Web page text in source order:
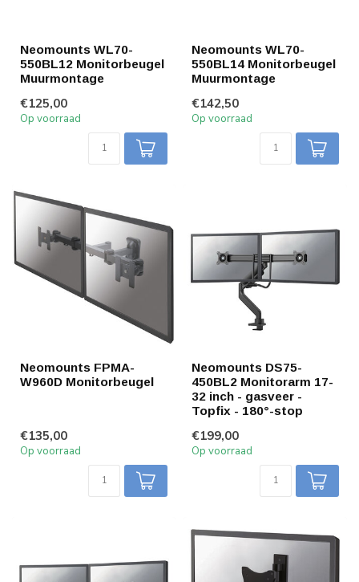
Neomounts WL70-
550BL12 Monitorbeugel
Muurmontage
€125,00
Op voorraad
Neomounts WL70-
550BL14 Monitorbeugel
Muurmontage
€142,50
Op voorraad
Neomounts FPMA-
W960D Monitorbeugel
€135,00
Op voorraad
Neomounts DS75-
450BL2 Monitorarm 17-
32 inch - gasveer -
Topfix - 180°-stop
€199,00
Op voorraad